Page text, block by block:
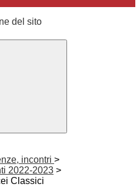
del sito
incontri >
2022-2023 >
Classici